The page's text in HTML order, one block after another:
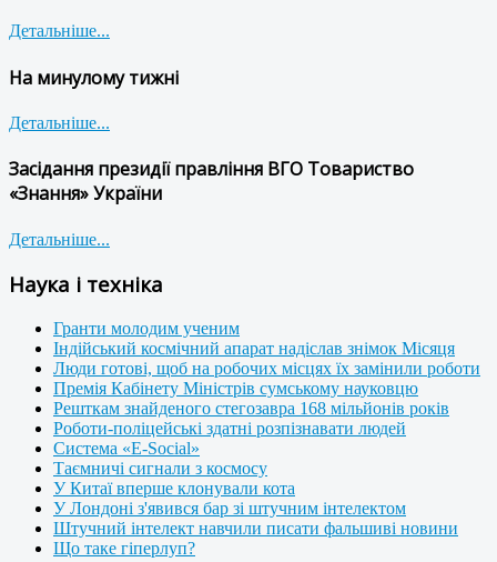
Детальніше...
На минулому тижні
Детальніше...
Засідання президії правління ВГО Товариство
«Знання» України
Детальніше...
Наука і техніка
Гранти молодим ученим
Індійський космічний апарат надіслав знімок Місяця
Люди готові, щоб на робочих місцях їх замінили роботи
Премія Кабінету Міністрів сумському науковцю
Решткам знайденого стегозавра 168 мільйонів років
Роботи-поліцейські здатні розпізнавати людей
Система «E-Social»
Таємничі сигнали з космосу
У Китаї вперше клонували кота
У Лондоні з'явився бар зі штучним інтелектом
Штучний інтелект навчили писати фальшиві новини
Що таке гіперлуп?